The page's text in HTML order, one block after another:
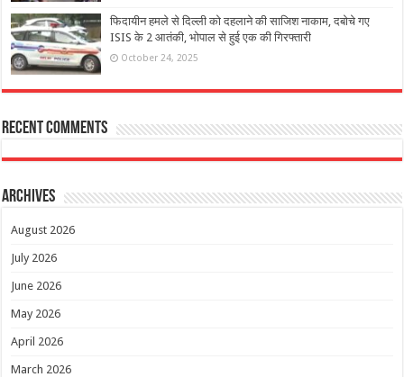
फिदायीन हमले से दिल्ली को दहलाने की साजिश नाकाम, दबोचे गए
ISIS के 2 आतंकी, भोपाल से हुई एक की गिरफ्तारी
October 24, 2025
Recent Comments
Archives
August 2026
July 2026
June 2026
May 2026
April 2026
March 2026